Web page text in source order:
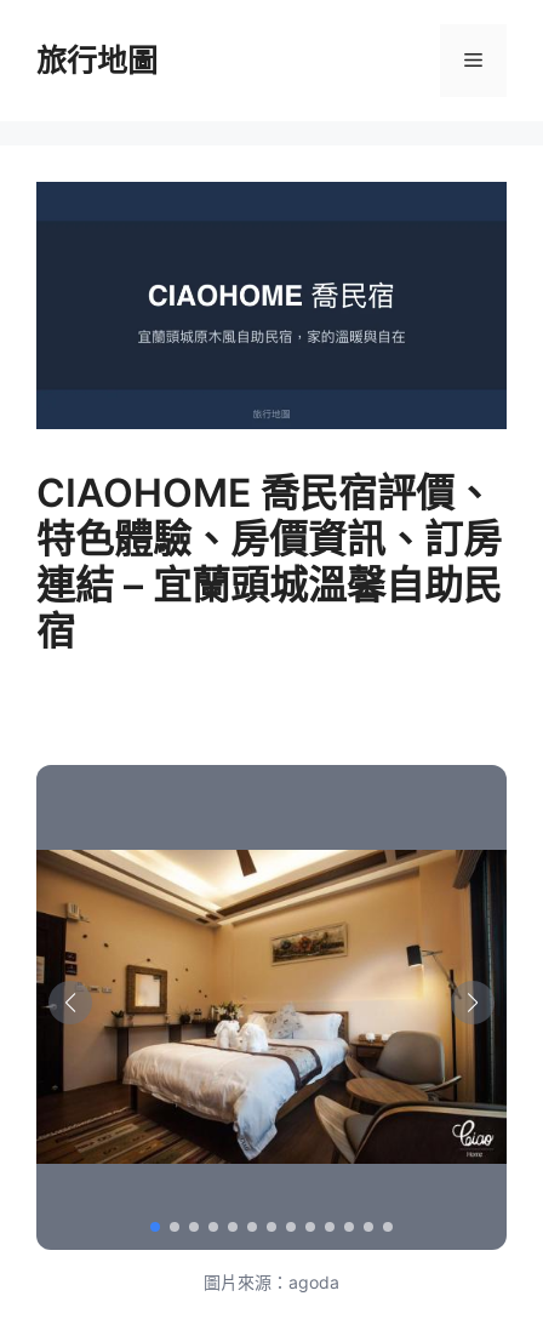
旅行地圖 選
CIAOHOME 喬民宿評價、
特色體驗、房價資訊、訂房
連結 – 宜蘭頭城溫馨自助民
宿
圖片來源：agoda